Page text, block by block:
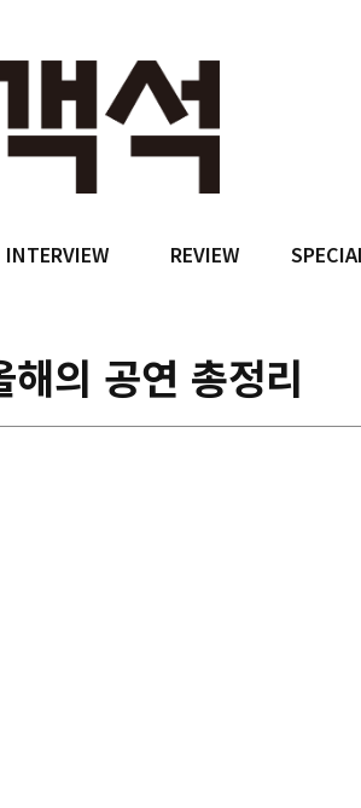
INTERVIEW REVIEW
의 공연 총정리